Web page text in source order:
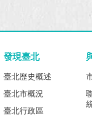
發現臺北
臺北歷史概述
臺北市概況
臺北行政區